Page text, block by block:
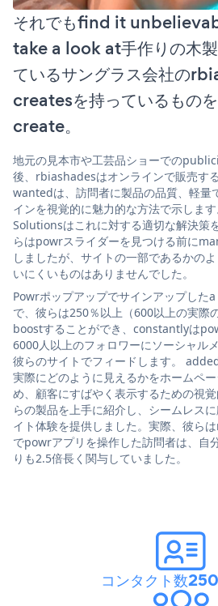
それでもfind it
take a look at手作りの木
ているサングラス会社の
createsを持っているもの
create。
地元の見本市や工芸品ショーでの
後、rbiashadesはオンラインで販売す
wantedは、訪問者に製品の品質、軽量
インを視覚的に魅力的な方法で示しま
Solutionsはこれに対する適切な解決策
らはpowrスライダーを見つける前に
しましたが、サイトの一部であるかの
いにくいものはありませんでした。
Powrポップアップでサインアップし
で、彼らは250％以上（600以上の実際
boostすることができ、constantlyは
6000人以上のフォロワーにソーシャル
彼らのサイトでフィードします。
実際にどのように見えるかをホームペ
め、顧客にすばやく表示するための視
らの製品を上手に紹介し、シームレス
イト体験を提供しました。実際、彼ら
でpowrアプリを操作した訪問者は、自
りも2.5倍長く関与していました。
コンタクト数